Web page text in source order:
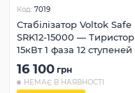
Код: 7019
Стабілізатор Voltok Safe
SRK12-15000 — Тиристор
15кВт 1 фаза 12 ступеней
16 100 грн
НЕМАЄ В НАЯВНОСТІ